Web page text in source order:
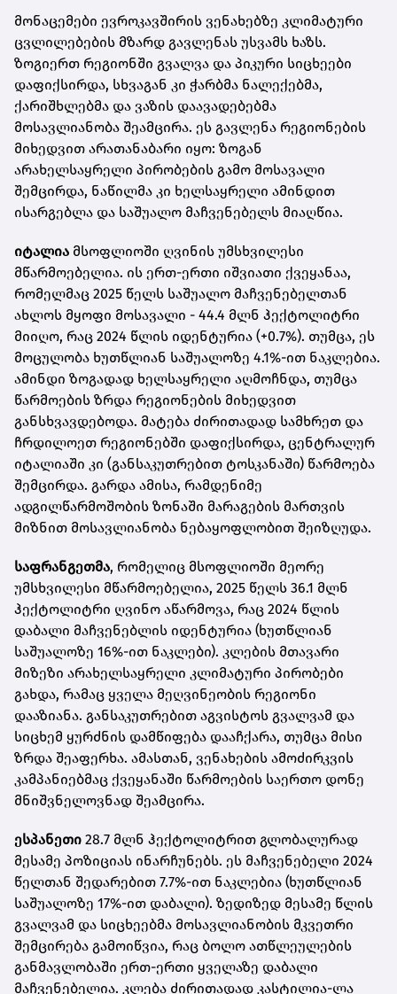
მონაცემები ევროკავშირის ვენახებზე კლიმატური
ცვლილებების მზარდ გავლენას უსვამს ხაზს.
ზოგიერთ რეგიონში გვალვა და პიკური სიცხეები
დაფიქსირდა, სხვაგან კი ჭარბმა ნალექებმა,
ქარიშხლებმა და ვაზის დაავადებებმა
მოსავლიანობა შეამცირა. ეს გავლენა რეგიონების
მიხედვით არათანაბარი იყო: ზოგან
არახელსაყრელი პირობების გამო მოსავალი
შემცირდა, ნაწილმა კი ხელსაყრელი ამინდით
ისარგებლა და საშუალო მაჩვენებელს მიაღწია.
იტალია მსოფლიოში ღვინის უმსხვილესი
მწარმოებელია. ის ერთ-ერთი იშვიათი ქვეყანაა,
რომელმაც 2025 წელს საშუალო მაჩვენებელთან
ახლოს მყოფი მოსავალი - 44.4 მლნ ჰექტოლიტრი
მიიღო, რაც 2024 წლის იდენტურია (+0.7%). თუმცა, ეს
მოცულობა ხუთწლიან საშუალოზე 4.1%-ით ნაკლებია.
ამინდი ზოგადად ხელსაყრელი აღმოჩნდა, თუმცა
წარმოების ზრდა რეგიონების მიხედვით
განსხვავდებოდა. მატება ძირითადად სამხრეთ და
ჩრდილოეთ რეგიონებში დაფიქსირდა, ცენტრალურ
იტალიაში კი (განსაკუთრებით ტოსკანაში) წარმოება
შემცირდა. გარდა ამისა, რამდენიმე
ადგილწარმოშობის ზონაში მარაგების მართვის
მიზნით მოსავლიანობა ნებაყოფლობით შეიზღუდა.
საფრანგეთმა, რომელიც მსოფლიოში მეორე
უმსხვილესი მწარმოებელია, 2025 წელს 36.1 მლნ
ჰექტოლიტრი ღვინო აწარმოვა, რაც 2024 წლის
დაბალი მაჩვენებლის იდენტურია (ხუთწლიან
საშუალოზე 16%-ით ნაკლები). კლების მთავარი
მიზეზი არახელსაყრელი კლიმატური პირობები
გახდა, რამაც ყველა მეღვინეობის რეგიონი
დააზიანა. განსაკუთრებით აგვისტოს გვალვამ და
სიცხემ ყურძნის დამწიფება დააჩქარა, თუმცა მისი
ზრდა შეაფერხა. ამასთან, ვენახების ამოძირკვის
კამპანიებმაც ქვეყანაში წარმოების საერთო დონე
მნიშვნელოვნად შეამცირა.
ესპანეთი 28.7 მლნ ჰექტოლიტრით გლობალურად
მესამე პოზიციას ინარჩუნებს. ეს მაჩვენებელი 2024
წელთან შედარებით 7.7%-ით ნაკლებია (ხუთწლიან
საშუალოზე 17%-ით დაბალი). ზედიზედ მესამე წლის
გვალვამ და სიცხეებმა მოსავლიანობის მკვეთრი
შემცირება გამოიწვია, რაც ბოლო ათწლეულების
განმავლობაში ერთ-ერთი ყველაზე დაბალი
მაჩვენებელია. კლება ძირითადად კასტილია-ლა